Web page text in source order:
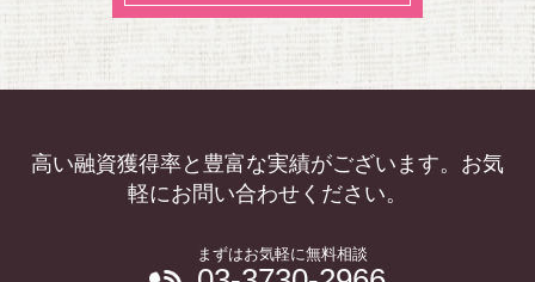
高い融資獲得率と豊富な実績がございます。お気
軽にお問い合わせください。
まずはお気軽に無料相談